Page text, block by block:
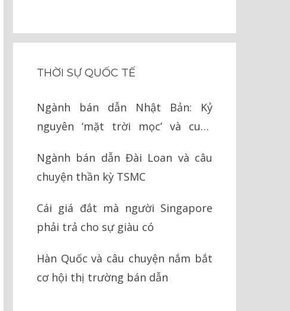
THỜI SỰ QUỐC TẾ
Ngành bán dẫn Nhật Bản: Kỷ
nguyên ‘mặt trời mọc’ và cuộc
Ngành bán dẫn Đài Loan và câu
chuyện thần kỳ TSMC
Cái giá đắt mà người Singapore
phải trả cho sự giàu có
Hàn Quốc và câu chuyện nắm bắt
cơ hội thị trường bán dẫn